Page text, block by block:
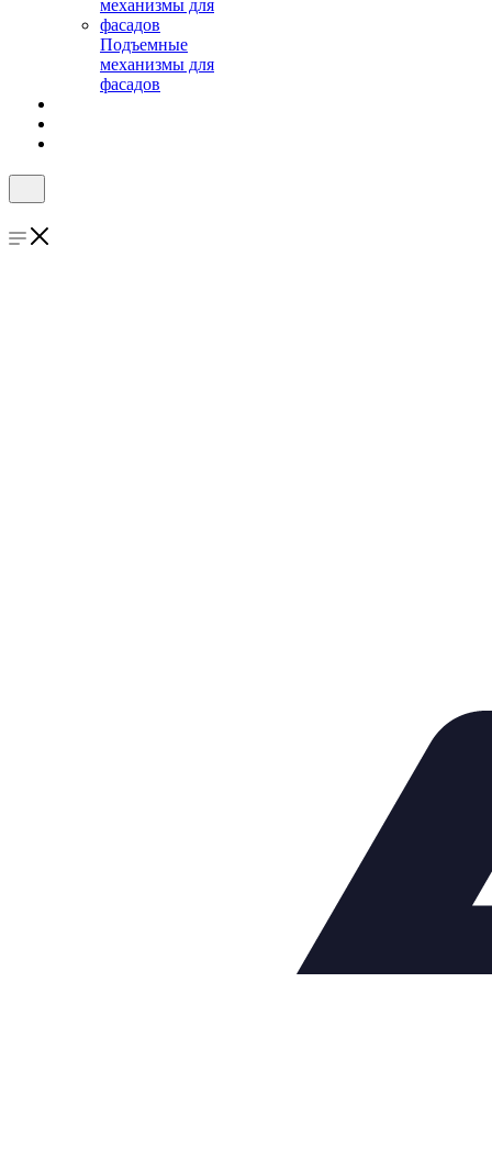
Подъемные
механизмы для
фасадов